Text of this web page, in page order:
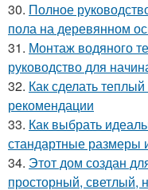
30. Полное
пола на деревянном
31. Монтаж водяного
руководство для
32. Как сделать
рекомендации
33. Как выбрать
стандартные размеры
34. Этот дом создан
просторный, светлый,